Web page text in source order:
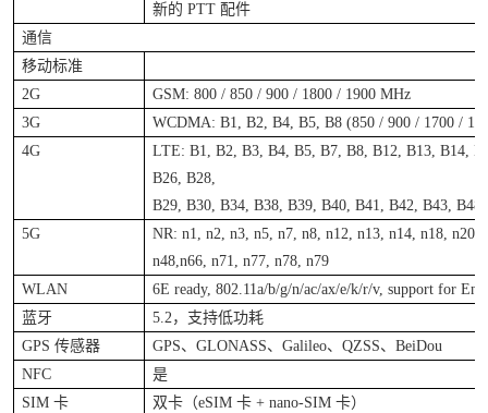
新的 PTT 配件
通信
移动标准
2G
GSM: 800 / 850 / 900 / 1800 / 1900 MHz
3G
WCDMA: B1, B2, B4, B5, B8 (850 / 900 / 1700 /
4G
LTE: B1, B2, B3, B4, B5, B7, B8, B12, B13, B14,
B26, B28,
B29, B30, B34, B38, B39, B40, B41, B42, B43,
5G
NR: n1, n2, n3, n5, n7, n8, n12, n13, n14, n18, n20,
n48,n66, n71, n77, n78, n79
WLAN
6E ready, 802.11a/b/g/n/ac/ax/e/k/r/v, support for
蓝牙
5.2，支持低功耗
GPS传感器 GPS、GLONASS、Galileo、QZSS、BeiDou
NFC
是
SIM卡 双卡（eSIM卡 + nano-SIM卡）